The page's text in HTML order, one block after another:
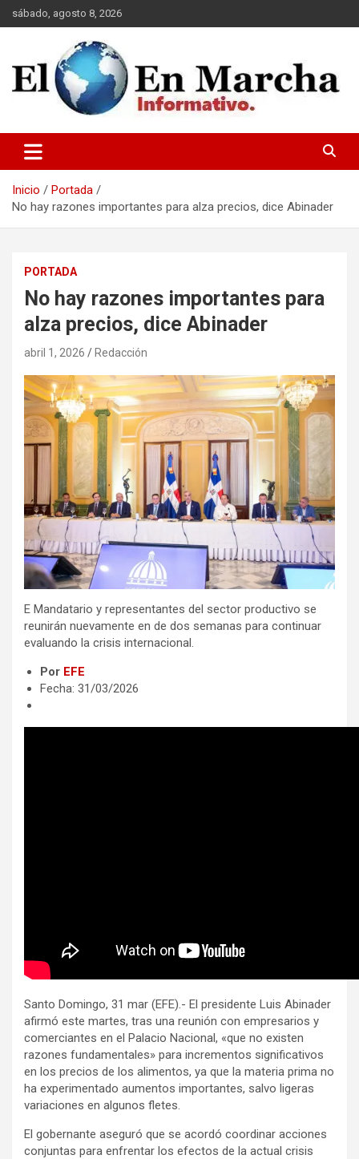
Saltar
al
sábado, agosto 8, 2026
elmundoenmarcha.net
Inicio
Portada
No hay razones importantes para alza precios, dice Abinader
PORTADA
No hay razones importantes para
alza precios, dice Abinader
abril 1, 2026 Redacción
E Mandatario y representantes del sector productivo se
reunirán nuevamente en de dos semanas para continuar
evaluando la crisis internacional.
Por EFE
Fecha: 31/03/2026
Santo Domingo, 31 mar (EFE).- El presidente Luis Abinader
afirmó este martes, tras una reunión con empresarios y
comerciantes en el Palacio Nacional, «que no existen
razones fundamentales» para incrementos significativos
en los precios de los alimentos, ya que la materia prima no
ha experimentado aumentos importantes, salvo ligeras
variaciones en algunos fletes.
El gobernante aseguró que se acordó coordinar acciones
conjuntas para enfrentar los efectos de la actual crisis